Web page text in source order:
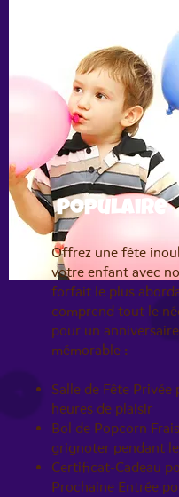
Voici vos
Populaire
Offrez une fête
votre enfant avec
forfait le plus
comprend tout le
pour un anniversaire
mémorable :
Salle de Fête Privée
heures de plaisir
Bol de Popcorn
grignoter pendant
Certificat-Cadeau
Prochaine Entrée